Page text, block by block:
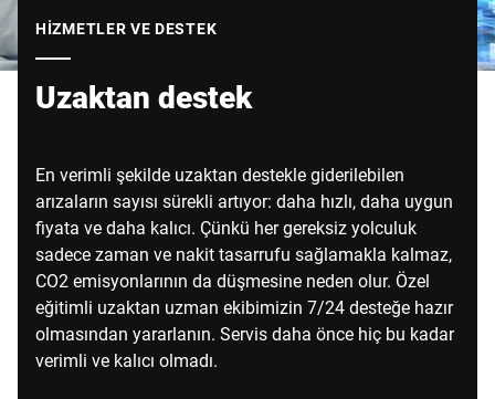
HIZMETLER VE DESTEK
Uzaktan destek
En verimli şekilde uzaktan destekle giderilebilen
arızaların sayısı sürekli artıyor: daha hızlı, daha uygun
fiyata ve daha kalıcı. Çünkü her gereksiz yolculuk
sadece zaman ve nakit tasarrufu sağlamakla kalmaz,
CO2 emisyonlarının da düşmesine neden olur. Özel
eğitimli uzaktan uzman ekibimizin 7/24 desteğe hazır
olmasından yararlanın. Servis daha önce hiç bu kadar
verimli ve kalıcı olmadı.